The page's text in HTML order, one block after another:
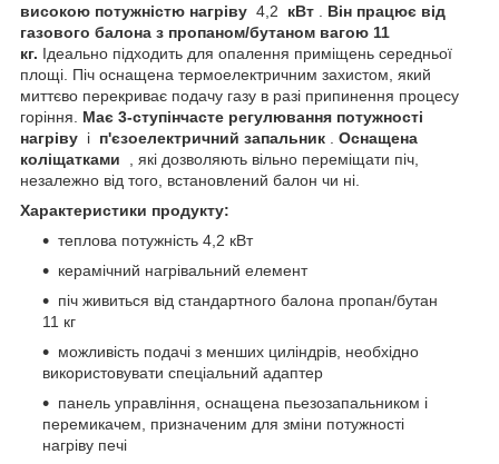
високою потужністю нагріву 4,2 кВт
Він працює від
газового балона з пропаном/бутаном вагою 11
кг. Ідеально підходить для опалення приміщень середньої
площі. Піч оснащена термоелектричним захистом, який
миттєво перекриває подачу газу в разі припинення процесу
горіння. Має 3-ступінчасте регулювання потужності
нагріву і п'єзоелектричний запальник
Оснащена
коліщатками , які дозволяють вільно переміщати піч,
незалежно від того, встановлений балон чи ні.
Характеристики продукту:
теплова потужність 4,2 кВт
керамічний нагрівальний елемент
піч живиться від стандартного балона пропан/бутан
11 кг
можливість подачі з менших циліндрів, необхідно
використовувати спеціальний адаптер
панель управління, оснащена пьезозапальником і
перемикачем, призначеним для зміни потужності
нагріву печі